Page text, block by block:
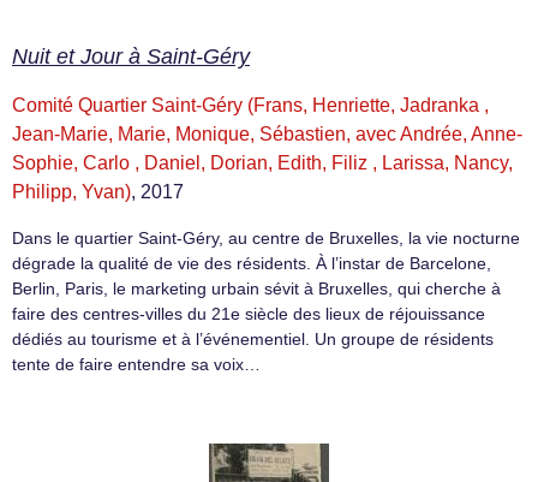
Nuit et Jour à Saint-Géry
Comité Quartier Saint-Géry (Frans, Henriette, Jadranka ,
Jean-Marie, Marie, Monique, Sébastien, avec Andrée, Anne-
Sophie, Carlo , Daniel, Dorian, Edith, Filiz , Larissa, Nancy,
Philipp, Yvan), 2017
Dans le quartier Saint-Géry, au centre de Bruxelles, la vie nocturne
dégrade la qualité de vie des résidents. À l’instar de Barcelone,
Berlin, Paris, le marketing urbain sévit à Bruxelles, qui cherche à
faire des centres-villes du 21e siècle des lieux de réjouissance
dédiés au tourisme et à l’événementiel. Un groupe de résidents
tente de faire entendre sa voix…